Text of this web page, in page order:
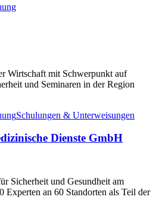
Wirtschaft mit Schwerpunkt auf
und Seminaren in der Region
Schulungen & Unterweisungen
Dienste GmbH
Sicherheit und Gesundheit am
Experten an 60 Standorten als Teil der